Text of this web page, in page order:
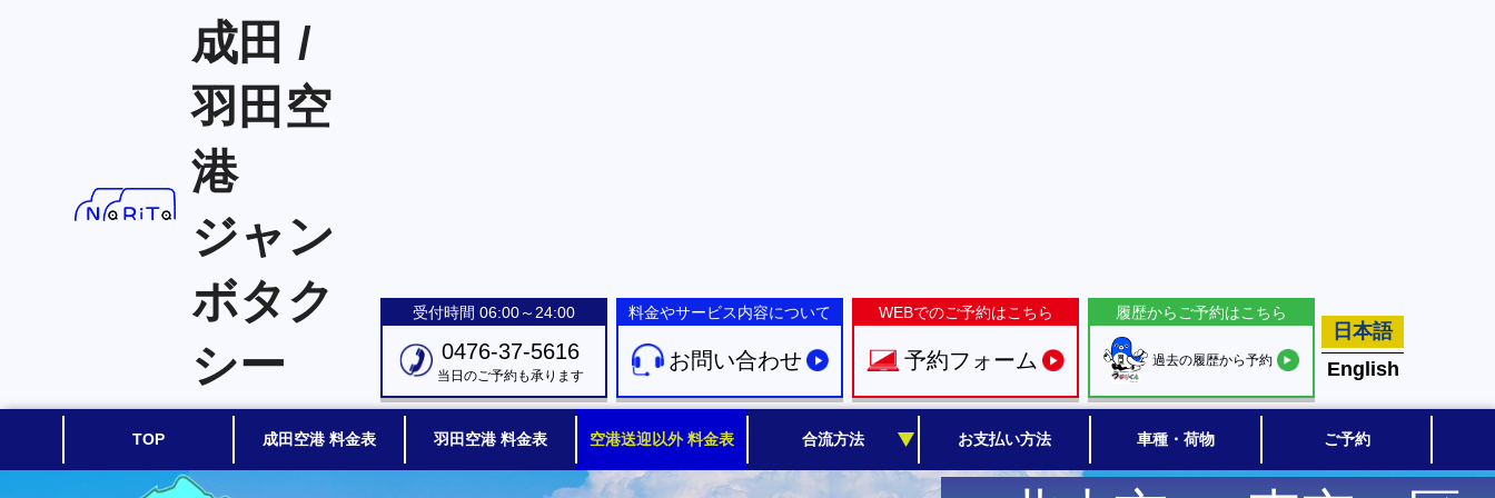
成田 /
羽田空
港
ジャン
ボタク
シー
受付時間 06:00～24:00
0476-37-5616
当日のご予約も承ります
料金やサービス内容について
お問い合わせ
WEBでのご予約はこちら
予約フォーム
履歴からご予約はこちら
過去の履歴から予約
日本語
English
TOP 成田空港 料金表 羽田空港 料金表 空港送迎以外 料金表 合流方法 お支払い方法 車種・荷物 ご予約